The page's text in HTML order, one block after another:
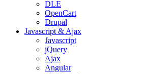
DLE
OpenCart
Drupal
Javascript & Ajax
Javascript
jQuery
Ajax
Angular